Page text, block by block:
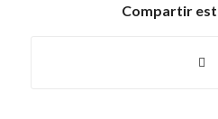
Compartir